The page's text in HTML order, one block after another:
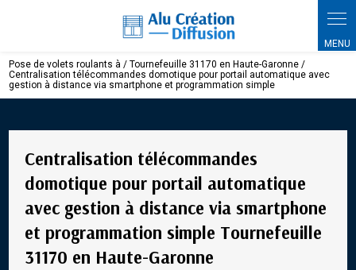
Pose de volets roulants à / Tournefeuille 31170 en Haute-Garonne /
Centralisation télécommandes domotique pour portail automatique avec
gestion à distance via smartphone et programmation simple
Centralisation télécommandes
domotique pour portail automatique
avec gestion à distance via smartphone
et programmation simple Tournefeuille
31170 en Haute-Garonne